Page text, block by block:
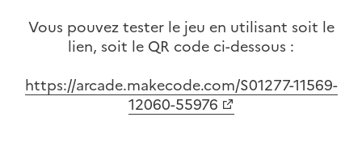
Vous pouvez tester le jeu en utilisant soit le
lien, soit le QR code ci-dessous :
https://arcade.makecode.com/S01277-11569-
12060-55976